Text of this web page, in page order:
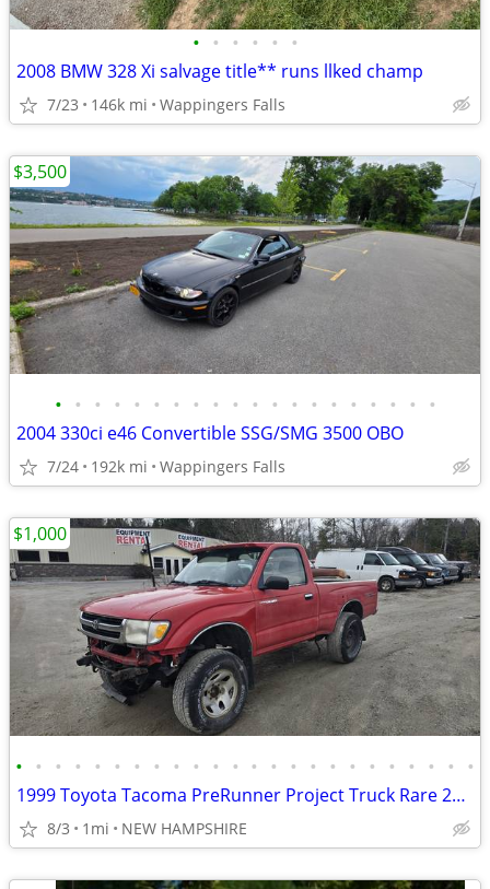
• • • • • •
2008 BMW 328 Xi salvage title** runs llked champ
7/23 146k mi Wappingers Falls
• • • • • • • • • • • • • • • • • • • •
2004 330ci e46 Convertible SSG/SMG 3500 OBO
7/24 192k mi Wappingers Falls
$3,500
• • • • • • • • • • • • • • • • • • • • • • • •
1999 Toyota Tacoma PreRunner Project Truck Rare 2WD Setup
8/3 1mi NEW HAMPSHIRE
$1,000